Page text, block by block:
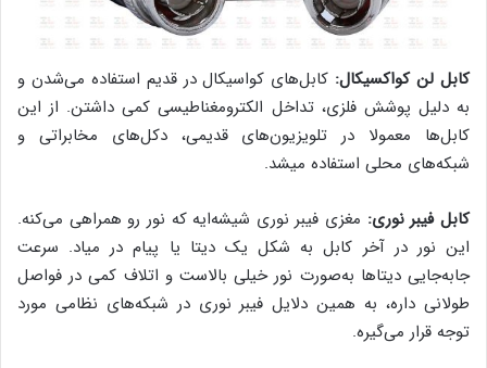
کابل لن کواکسیکال: کابل‌های کواسیکال در قدیم استفاده می‌شدن و
به دلیل پوشش فلزی، تداخل الکترومغناطیسی کمی داشتن. از این
کابل‌ها معمولا در تلویزیون‌های قدیمی، دکل‌های مخابراتی و
شبکه‌های محلی استفاده میشد.
کابل فیبر نوری: مغزی فیبر نوری شیشه‌ایه که نور رو همراهی می‌کنه.
این نور در آخر کابل به شکل یک دیتا یا پیام در میاد. سرعت
جابه‌جایی دیتاها به‌صورت نور خیلی بالاست و اتلاف کمی در فواصل
طولانی داره، به همین دلایل فیبر نوری در شبکه‌های نظامی مورد
توجه قرار می‌گیره.